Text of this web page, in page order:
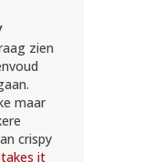
zien
maar
crispy
it